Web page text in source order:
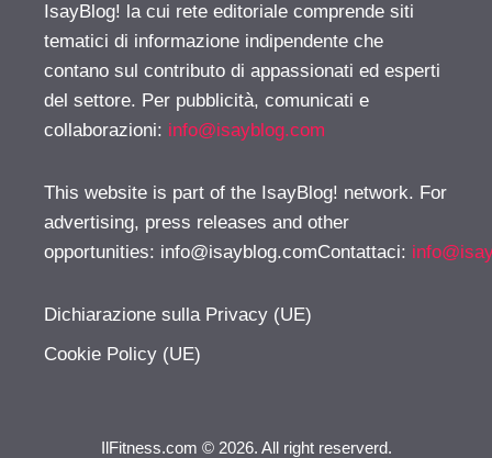
IsayBlog! la cui rete editoriale comprende siti
tematici di informazione indipendente che
contano sul contributo di appassionati ed esperti
del settore. Per pubblicità, comunicati e
collaborazioni: info@isayblog.com
This website is part of the IsayBlog! network. For
advertising, press releases and other
opportunities: info@isayblog.comContattaci:
Dichiarazione sulla Privacy (UE)
Cookie Policy (UE)
IlFitness.com © 2026. All right reserverd.